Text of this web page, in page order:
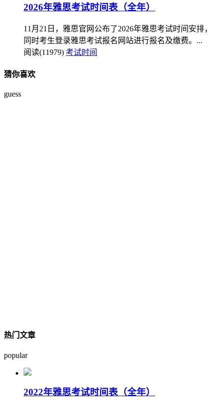
2026年雅思考试时间表（全年）
11月21日，雅思官网公布了2026年雅思考试时间安排，
同时考生登录雅思考试报名网站进行报名及缴费。...
阅读(11979) 考试时间
猜你喜欢
guess
热门文章
popular
2022年雅思考试时间表（全年）